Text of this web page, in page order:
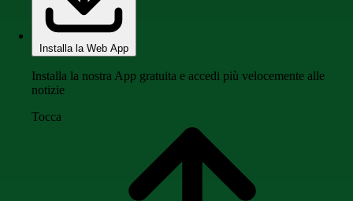
Installa la Web App
Installa la nostra App gratuita e accedi più velocemente alle
notizie
Tocca